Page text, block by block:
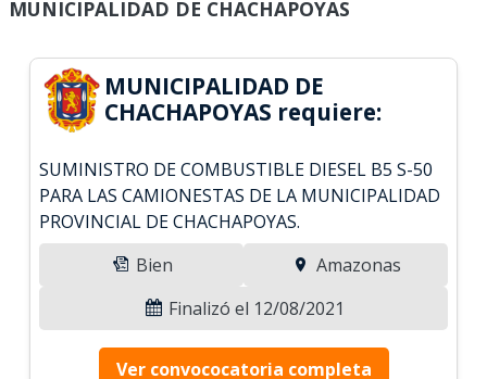
MUNICIPALIDAD DE CHACHAPOYAS
MUNICIPALIDAD DE
CHACHAPOYAS requiere:
SUMINISTRO DE COMBUSTIBLE DIESEL B5 S-50
PARA LAS CAMIONESTAS DE LA MUNICIPALIDAD
PROVINCIAL DE CHACHAPOYAS.
Bien
Amazonas
Finalizó el 12/08/2021
Ver convococatoria completa